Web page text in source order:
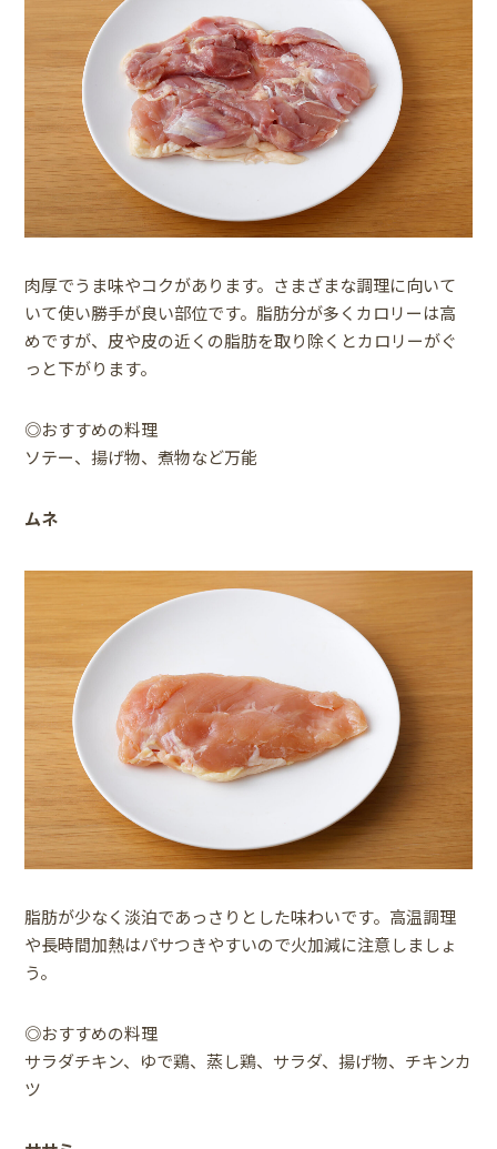
肉厚でうま味やコクがあります。さまざまな調理に向いて
いて使い勝手が良い部位です。脂肪分が多くカロリーは高
めですが、皮や皮の近くの脂肪を取り除くとカロリーがぐ
っと下がります。
◎おすすめの料理
ソテー、揚げ物、煮物など万能
ムネ
脂肪が少なく淡泊であっさりとした味わいです。高温調理
や長時間加熱はパサつきやすいので火加減に注意しましょ
う。
◎おすすめの料理
サラダチキン、ゆで鶏、蒸し鶏、サラダ、揚げ物、チキンカ
ツ